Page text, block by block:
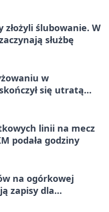
złożyli ślubowanie. W
służbę
w
się utratą
linii na mecz
podała godziny
na ogórkowej
zapisy dla